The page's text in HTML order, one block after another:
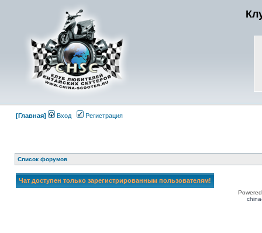
[Главная] Вход Регистрация
Список форумов
Чат доступен только зарегистрированным пользователям!